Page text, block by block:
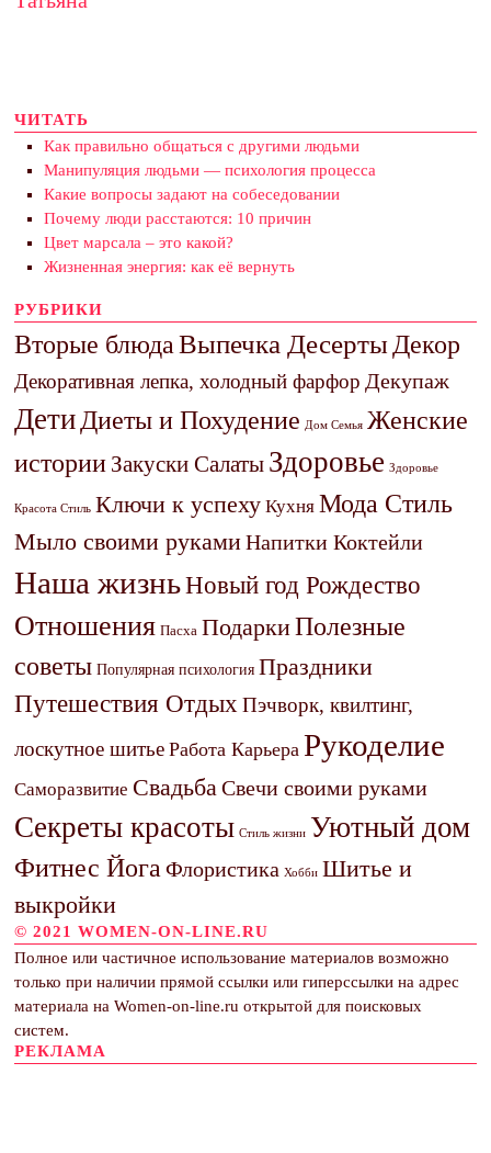
ЧИТАТЬ
Как правильно общаться с другими людьми
Манипуляция людьми — психология процесса
Какие вопросы задают на собеседовании
Почему люди расстаются: 10 причин
Цвет марсала – это какой?
Жизненная энергия: как её вернуть
РУБРИКИ
Вторые блюда Выпечка Десерты Декор
Декоративная лепка, холодный фарфор Декупаж
Дети Диеты и Похудение Дом Семья Женские
истории Закуски Салаты Здоровье Здоровье
Красота Стиль Ключи к успеху Кухня Мода Стиль
Мыло своими руками Напитки Коктейли
Наша жизньНовый год Рождество
Отношения Пасха ПодаркиПолезные
советы Популярная психология Праздники
Путешествия Отдых Пэчворк, квилтинг,
лоскутное шитье Работа Карьера Рукоделие
Саморазвитие Свадьба Свечи своими руками
Секреты красоты Стиль жизни Уютный дом
Фитнес Йога Флористика Хобби Шитье и
выкройки
© 2021 WOMEN-ON-LINE.RU
Полное или частичное использование материалов возможно
только при наличии прямой ссылки или гиперссылки на адрес
материала на Women-on-line.ru открытой для поисковых
систем.
РЕКЛАМА